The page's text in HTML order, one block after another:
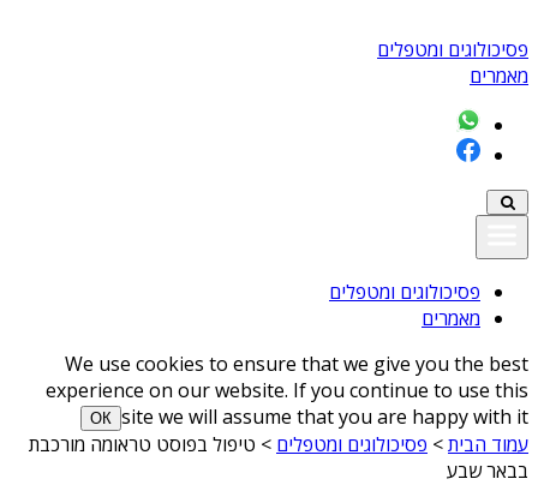
פסיכולוגים ומטפלים
מאמרים
פסיכולוגים ומטפלים
מאמרים
We use cookies to ensure that we give you the best
experience on our website. If you continue to use this
site we will assume that you are happy with it
ОК
עמוד הבית> פסיכולוגים ומטפלים > טיפול בפוסט טראומה מורכבת
בבאר שבע